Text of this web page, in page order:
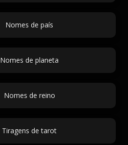
Nomes de país
Nomes de planeta
Nomes de reino
Tiragens de tarot